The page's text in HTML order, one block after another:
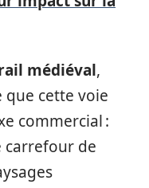
médiéval,
que cette voie
commercial :
carrefour de